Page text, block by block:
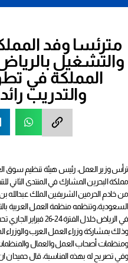
مترئسا وفد
والتشغيل
المملكة في
والتدريب
ترأس وزير العمل، رئيس هيئة تنظيم سوق
مملكة البحرين المشارك في المنتدى الثاني
من خادم الحرمين الشريفين الملك عبدالله
السعودية، وتنظمه منظمة العمل العربية
في الرياض خلال
وذلك بمشاركة وزراء العمل العرب والوزراء
ومنظمات أصحاب العمل والعمال والمنظمات
وفي تصريح له بهذه المناسبة، قال